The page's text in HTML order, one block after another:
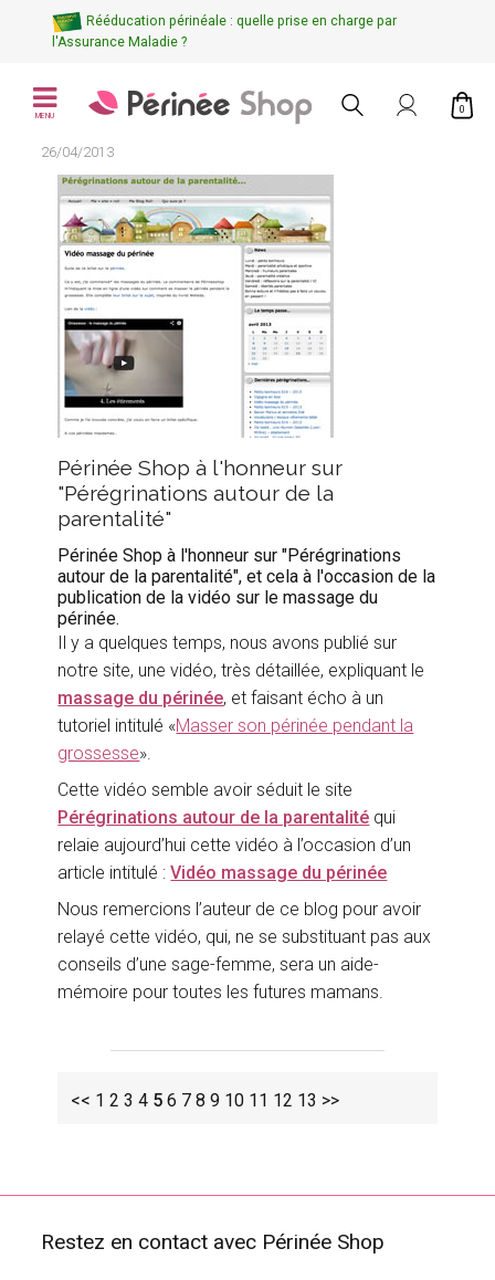
Rééducation périnéale : quelle prise en charge par
l'Assurance Maladie ?
MENU
0
26/04/2013
Périnée Shop à l'honneur sur
"Pérégrinations autour de la
parentalité"
Périnée Shop à l'honneur sur "Pérégrinations
autour de la parentalité", et cela à l'occasion de la
publication de la vidéo sur le massage du
périnée.
Il y a quelques temps, nous avons publié sur
notre site, une vidéo, très détaillée, expliquant le
massage du périnée, et faisant écho à un
tutoriel intitulé «Masser son périnée pendant la
grossesse».
Cette vidéo semble avoir séduit le site
Pérégrinations autour de la parentalité qui
relaie aujourd’hui cette vidéo à l’occasion d’un
article intitulé :Vidéo massage du périnée
Nous remercions l’auteur de ce blog pour avoir
relayé cette vidéo, qui, ne se substituant pas aux
conseils d’une sage-femme, sera un aide-
mémoire pour toutes les futures mamans.
<< 1 2 3 4 5 6 7 8 9 10 11 12 13 >>
Restez en contact avec Périnée Shop